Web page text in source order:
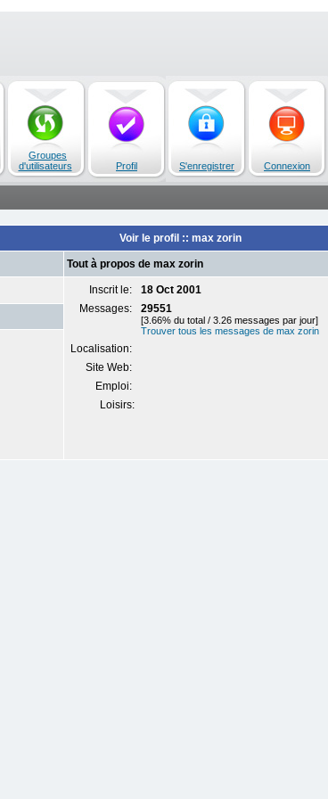
Groupes
d'utilisateurs
Profil S'enregistrer Connexion
Voir le profil :: max zorin
Tout à propos de max zorin
Inscrit le:
18 Oct 2001
Messages:
29551
[3.66% du total / 3.26 messages par jour]
Trouver tous les messages de max zorin
Localisation:
Site Web:
Emploi:
Loisirs: